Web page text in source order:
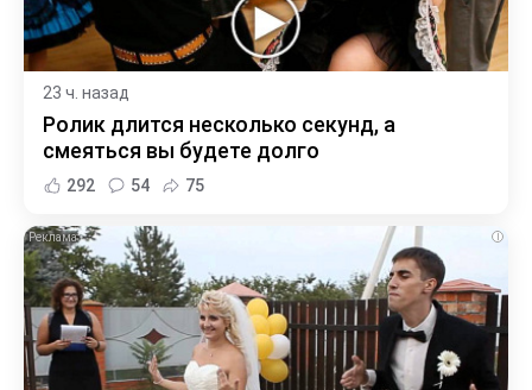
23 ч. назад
Ролик длится несколько секунд, а
смеяться вы будете долго
292 54 75
i